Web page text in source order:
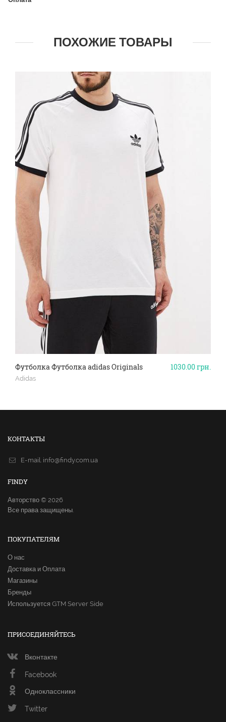
ПОХОЖИЕ ТОВАРЫ
1030.00грн.
Футболка Футболка adidas Originals
Adidas
КОНТАКТЫ
E-mail. info@findy.com.ua
FINDY
Авторство © 2026
Все права защищены.
ПОКУПАТЕЛЯМ
О нас
Доставка и Оплата
Магазины
Бренды
Используется GTM Server Side
ПРИСОЕДИНЯЙТЕСЬ
Вконтакте
Facebook
Одноклассники
Twitter